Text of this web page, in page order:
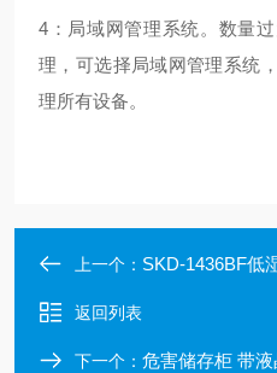
4：局域网管理系统。数量
理，可选择局域网管理系统
理所有设备。
上一个： SKD-1436BF低湿度
返回列表
下一个： 危害储存柜 带